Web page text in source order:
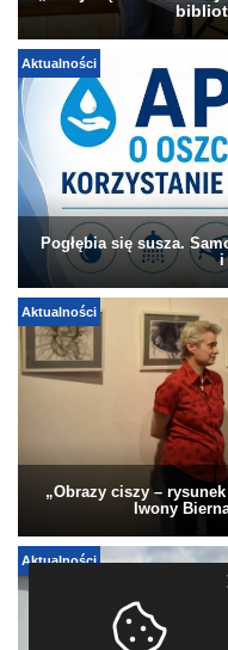
Aktualności
Pogłębia się susza.
i
Aktualności
„Obrazy ciszy –
Iwony
Aktualności